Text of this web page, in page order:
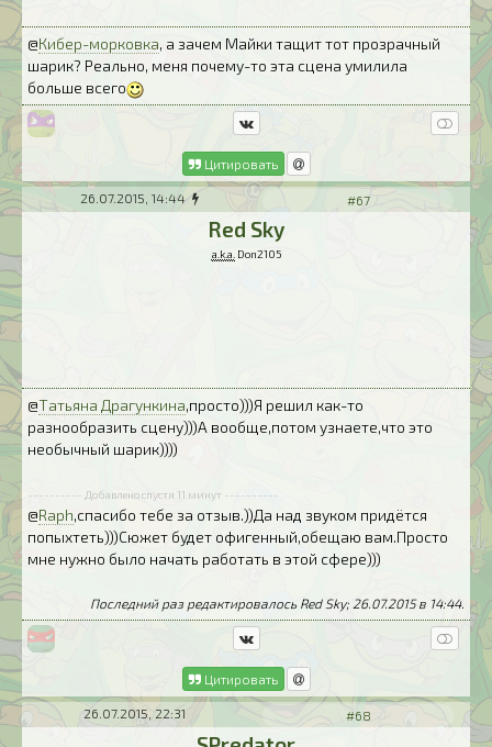
@Кибер-морковка, а зачем Майки тащит тот прозрачный
шарик? Реально, меня почему-то эта сцена умилила
больше всего
Цитировать
26.07.2015, 14:44 #67
Red Sky
a.k.a. Don2105
@Татьяна Драгункина,просто)))Я решил как-то
разнообразить сцену)))А вообще,потом узнаете,что это
необычный шарик))))
---------- Добавлено спустя 11 минут ----------
@Raph,спасибо тебе за отзыв.))Да над звуком придётся
попыхтеть)))Сюжет будет офигенный,обещаю вам.Просто
мне нужно было начать работать в этой сфере)))
Последний раз редактировалось Red Sky; 26.07.2015 в 14:44.
Цитировать
26.07.2015, 22:31 #68